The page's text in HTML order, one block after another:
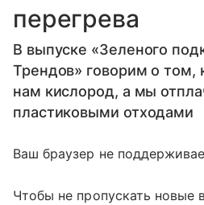
перегрева
В выпуске «Зеленого
Трендов» говорим о том,
нам кислород, а мы
пластиковыми отходами
Ваш браузер не
Чтобы не пропускать новые